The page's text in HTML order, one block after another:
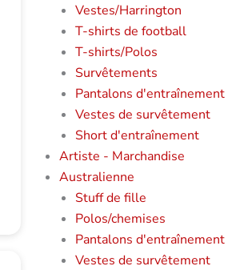
Vestes/Harrington
T-shirts de football
T-shirts/Polos
Survêtements
Pantalons d'entraînement
Vestes de survêtement
Short d'entraînement
Artiste - Marchandise
Australienne
Stuff de fille
Polos/chemises
Pantalons d'entraînement
Vestes de survêtement